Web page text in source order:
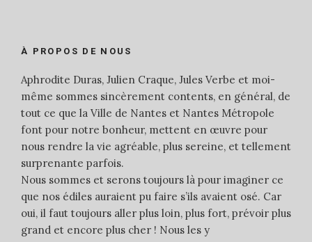
À PROPOS DE NOUS
Aphrodite Duras, Julien Craque, Jules Verbe et moi-
même sommes sincèrement contents, en général, de
tout ce que la Ville de Nantes et Nantes Métropole
font pour notre bonheur, mettent en œuvre pour
nous rendre la vie agréable, plus sereine, et tellement
surprenante parfois.
Nous sommes et serons toujours là pour imaginer ce
que nos édiles auraient pu faire s’ils avaient osé. Car
oui, il faut toujours aller plus loin, plus fort, prévoir plus
grand et encore plus cher ! Nous les y